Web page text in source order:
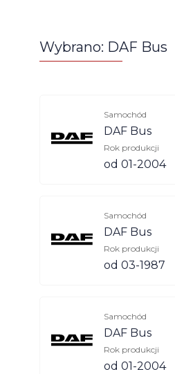
Wybrano: DAF Bus
Samochód
DAF Bus
Rok produkcji
od 01-2004
Samochód
DAF Bus
Rok produkcji
od 03-1987
Samochód
DAF Bus
Rok produkcji
od 01-2004